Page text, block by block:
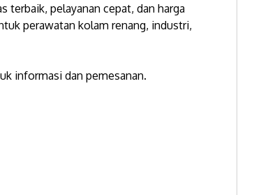
terbaik, pelayanan cepat, dan harga
perawatan kolam renang, industri,
informasi dan pemesanan.